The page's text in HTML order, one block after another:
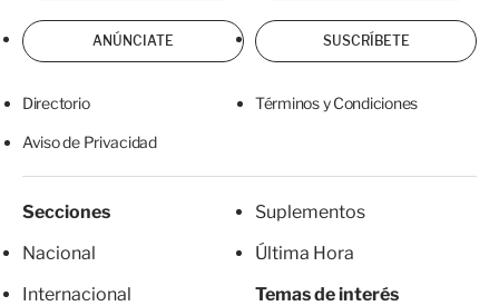
ANÚNCIATE SUSCRÍBETE
Directorio Términos y Condiciones
Aviso de Privacidad
Secciones
Nacional
Internacional
Suplementos
Última Hora
Temas de interés